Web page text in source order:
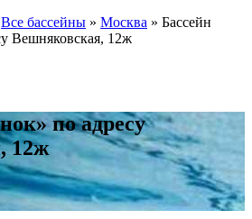
Все бассейны » Москва » Бассейн
Вешняковская, 12ж
по адресу
12ж